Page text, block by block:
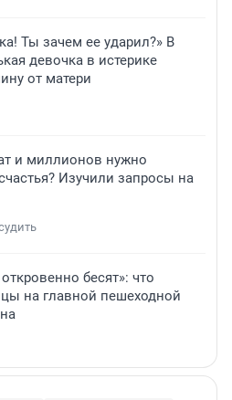
Ты зачем ее ударил?» В
девочка в истерике
от матери
и миллионов нужно
Изучили запросы на
бесят»: что
на главной пешеходной